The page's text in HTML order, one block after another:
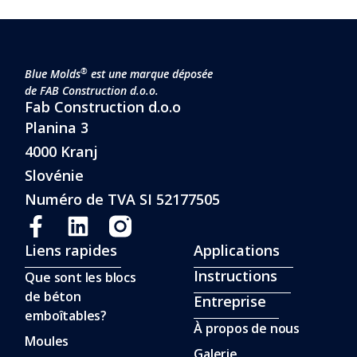
Blue Molds® est une marque déposée
de FAB Construction d.o.o.
Fab Construction d.o.o
Planina 3
4000 Kranj
Slovénie
Numéro de TVA SI 52177505
Liens rapides
Que sont les blocs
de béton
emboîtables?
Moules
Applications
Instructions
Entreprise
À propos de nous